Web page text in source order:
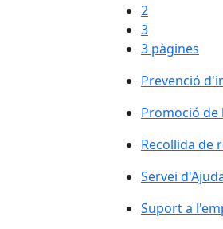
2
3
3 pàgines
Prevenció
Promoció de
Recollida de
Servei
Suport a